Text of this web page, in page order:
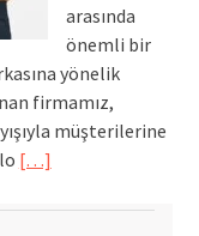
arasında
önemli bir
yönelik
firmamız,
müşterilerine
[…]